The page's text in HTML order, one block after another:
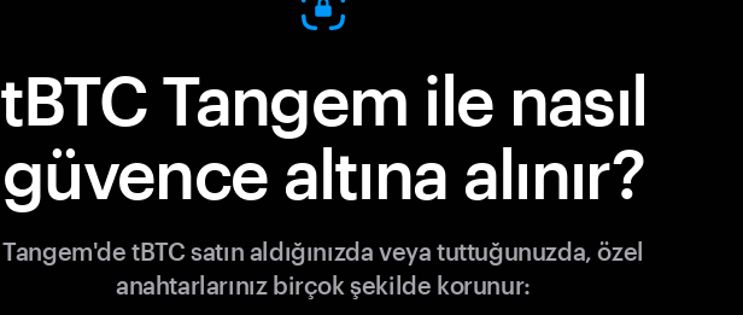
tBTC Tangem ile nasıl
güvence altına alınır?
Tangem'de tBTC satın aldığınızda veya tuttuğunuzda, özel
anahtarlarınız birçok şekilde korunur: